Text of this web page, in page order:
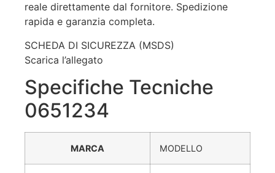
reale direttamente dal fornitore. Spedizione
rapida e garanzia completa.
SCHEDA DI SICUREZZA (MSDS)
Scarica l’allegato
Specifiche Tecniche
0651234
MARCA MODELLO